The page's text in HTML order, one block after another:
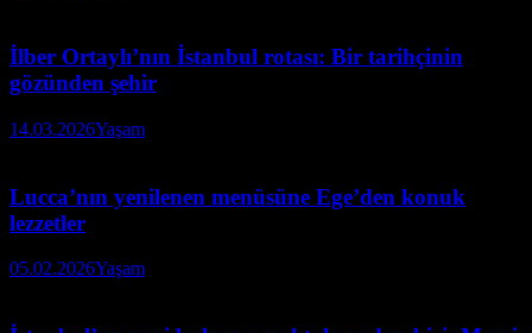
İlber Ortaylı’nın İstanbul rotası: Bir tarihçinin
gözünden şehir
14.03.2026Yaşam
Lucca’nın yenilenen menüsüne Ege’den konuk
lezzetler
05.02.2026Yaşam